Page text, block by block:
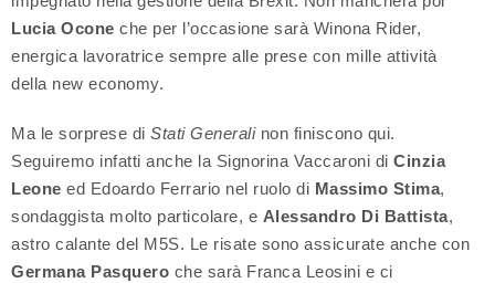
Lucia Ocone che per l’occasione sarà Winona Rider,
energica lavoratrice sempre alle prese con mille attività
della new economy.
Ma le sorprese di Stati Generali non finiscono qui.
Seguiremo infatti anche la Signorina Vaccaroni di Cinzia
Leone ed Edoardo Ferrario nel ruolo di Massimo Stima,
sondaggista molto particolare, e Alessandro Di Battista,
astro calante del M5S. Le risate sono assicurate anche con
Germana Pasquero che sarà Franca Leosini e ci